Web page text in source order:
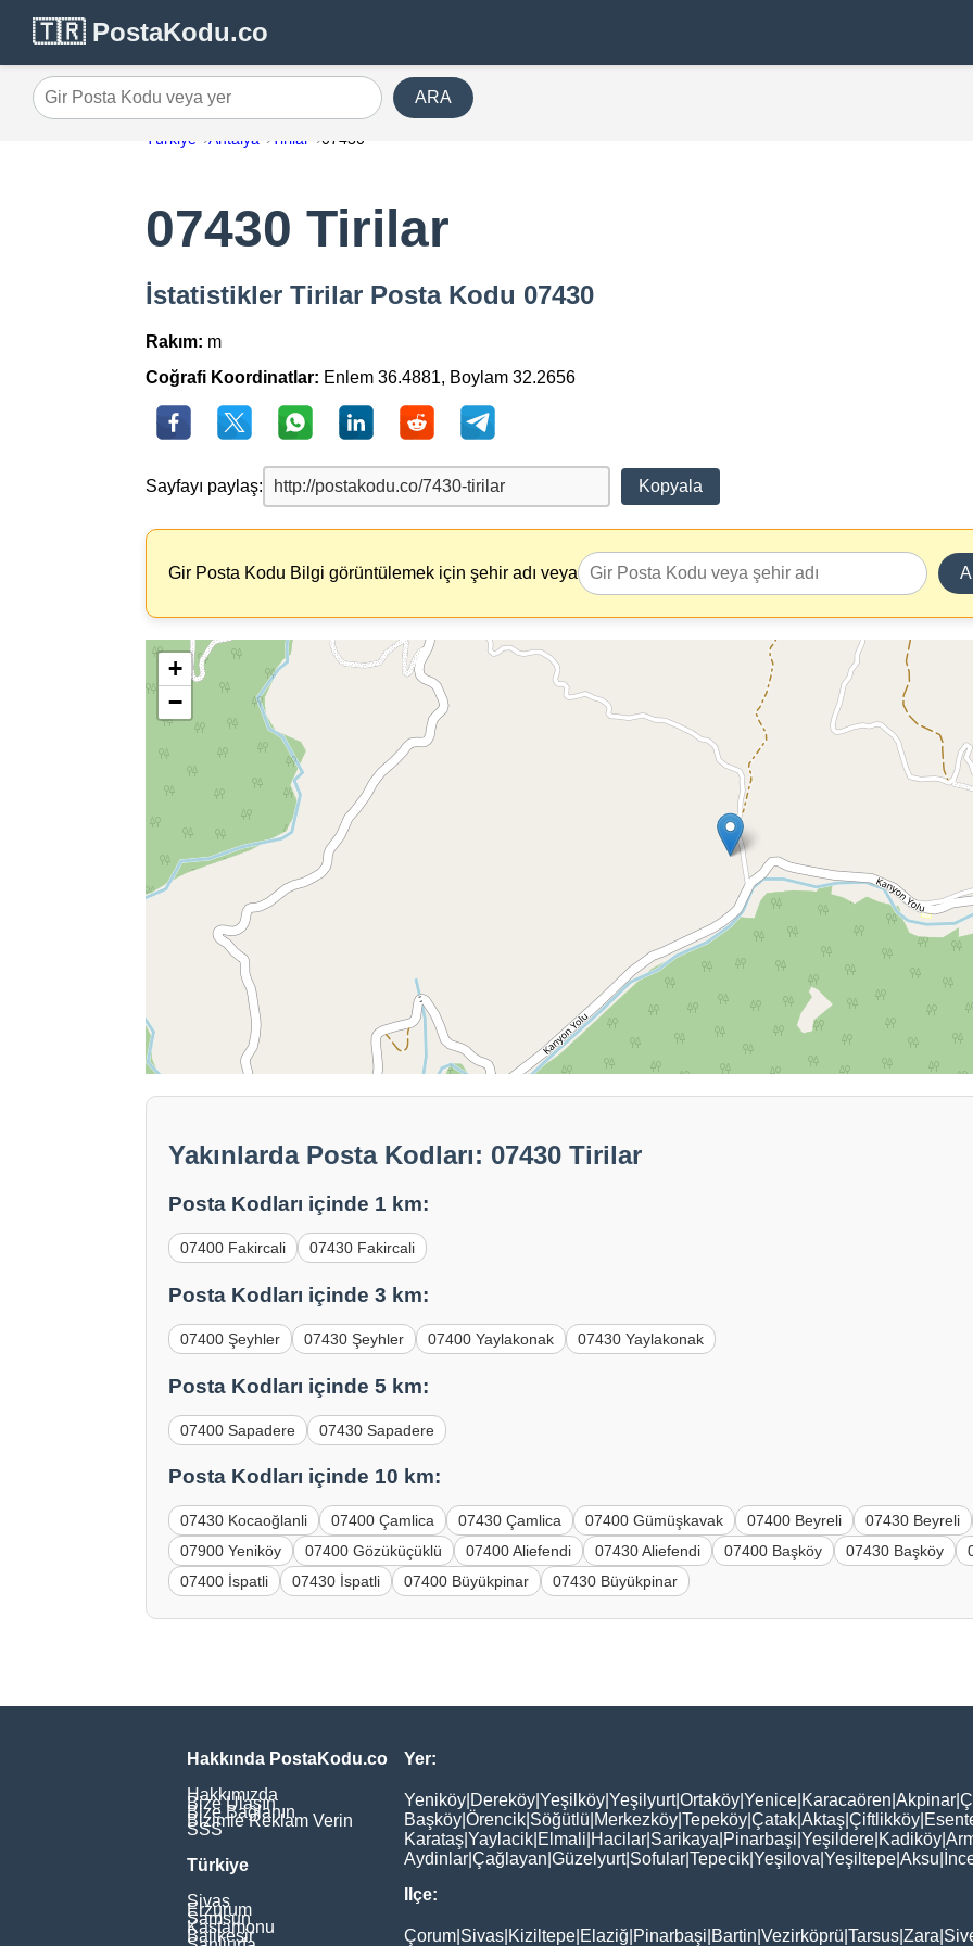
🇹🇷 PostaKodu.co
Gir Posta Kodu veya yer ARA
Türkiye Antalya Tirilar 07430
07430 Tirilar
İstatistikler Tirilar Posta Kodu 07430
Rakım: m
Coğrafi Koordinatlar: Enlem 36.4881, Boylam 32.2656
Sayfayı paylaş: Kopyala
Gir Posta Kodu Bilgi görüntülemek için şehir adı veya
+
−
Yakınlarda Posta Kodları: 07430 Tirilar
Posta Kodları içinde 1 km:
07400 Fakircali 07430 Fakircali
Posta Kodları içinde 3 km:
07400 Şeyhler 07430 Şeyhler 07400 Yaylakonak 07430 Yaylakonak
Posta Kodları içinde 5 km:
07400 Sapadere 07430 Sapadere
Posta Kodları içinde 10 km:
07430 Kocaoğlanli 07400 Çamlica 07430 Çamlica 07400 Gümüşkavak 07400 Beyreli
07430 Beyreli
07900 Yeniköy
07400 Gözüküçüklü 07400 Aliefendi 07430 Aliefendi 07400 Başköy 07430 Başköy
07400 İspatli
07430 İspatli 07400 Büyükpinar 07430 Büyükpinar
Hakkında PostaKodu.co
Hakkımızda
Bize Ulaşın
Bize Bağlanın
Bizimle Reklam Verin
SSS
Türkiye
Sivas
Erzurum
Samsun
Kastamonu
Balikesir
Yer:
Yeniköy Dereköy Yeşilköy Yeşilyurt|Ortaköy Yenice Karacaören Akpinar
Başköy Örencik Söğütlü Merkezköy Tepeköy Çatak Aktaş Çiftlikköy
Karataş Yaylacik Elmali Hacilar Sarikaya Pinarbaşi Yeşildere Kadiköy
Aydinlar Çağlayan Güzelyurt| Sofular Tepecik Yeşilova Yeşiltepe Aksu
Ilçe:
Çorum Sivas Kiziltepe Elaziğ Pinarbaşi Bartin Vezirköprü Tarsus Zara